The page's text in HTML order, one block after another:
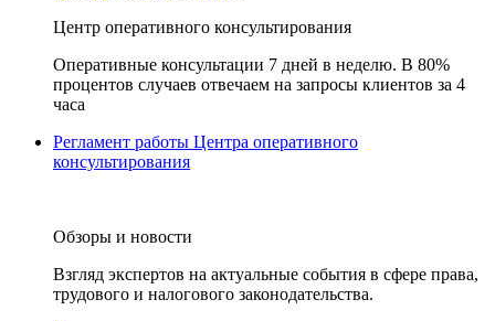
Центр оперативного консультирования
Оперативные консультации 7 дней в неделю. В 80%
процентов случаев отвечаем на запросы клиентов за 4
часа
Регламент работы Центра оперативного
консультирования
Обзоры и новости
Взгляд экспертов на актуальные события в сфере права,
трудового и налогового законодательства.